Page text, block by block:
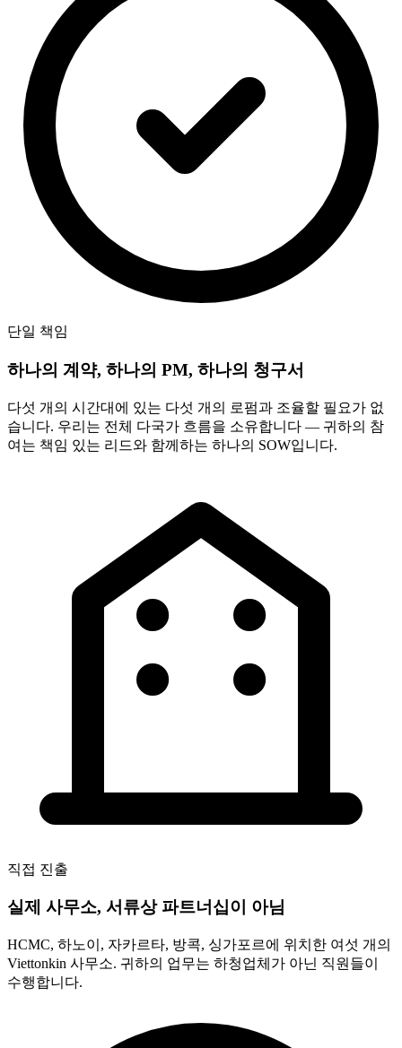
단일 책임
하나의 계약, 하나의 PM, 하나의 청구서
다섯 개의 시간대에 있는 다섯 개의 로펌과 조율할 필요가 없
습니다. 우리는 전체 다국가 흐름을 소유합니다 — 귀하의 참
여는 책임 있는 리드와 함께하는 하나의 SOW입니다.
직접 진출
실제 사무소, 서류상 파트너십이 아님
HCMC, 하노이, 자카르타, 방콕, 싱가포르에 위치한 여섯 개의
Viettonkin 사무소. 귀하의 업무는 하청업체가 아닌 직원들이
수행합니다.